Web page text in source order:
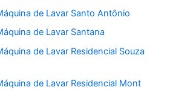
de Lavar Santo Antônio
de Lavar Santana
de Lavar Residencial Souza
de Lavar Residencial Mont